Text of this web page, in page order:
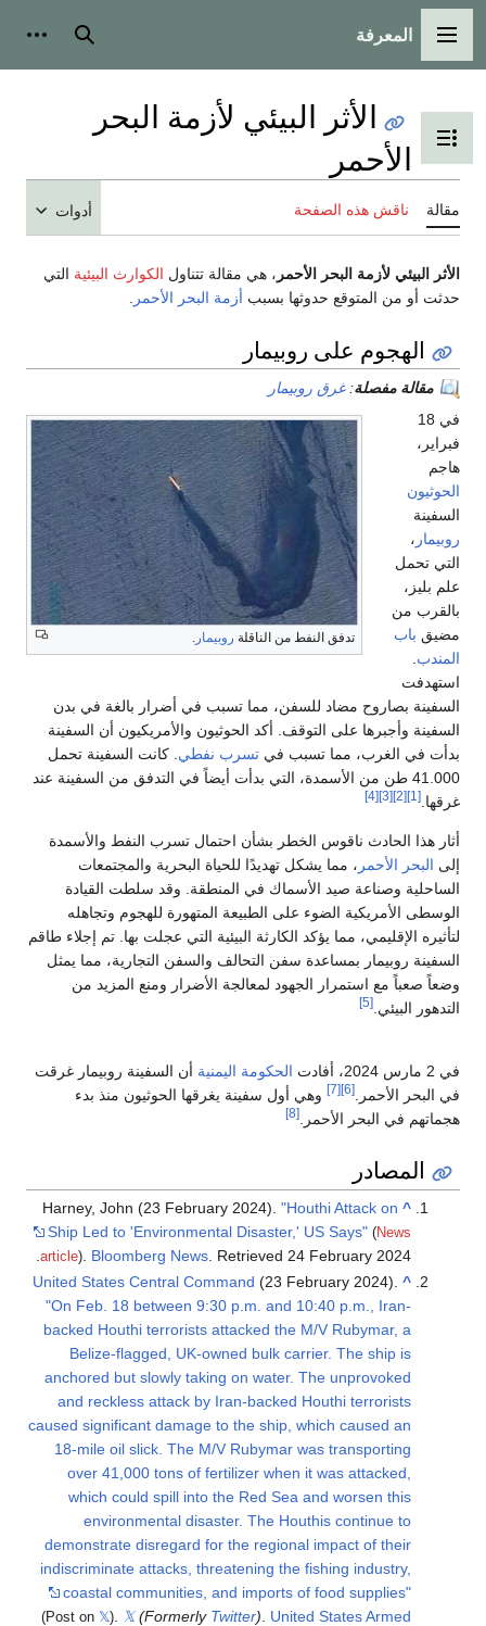
القائمة الرئيسية
المعرفة بحث
تبديل عرض جدول المحتويات
الأثر البيئي لأزمة البحر
الأحمر
مقالة ناقش هذه الصفحة أدوات
الأثر البيئي لأزمة البحر الأحمر ، هي مقالة تتناول الكوارث البيئية التي
حدثت أو من المتوقع حدوثها بسبب أزمة البحر الأحمر
الهجوم على روبيمار
مقالة مفصلة:غرق روبيمار
تدفق النفط من الناقلة روبيمار
في 18
فبراير،
هاجم
الحوثيون
السفينة
روبيمار ،
التي تحمل
علم بليز،
بالقرب من
مضيق باب
المندب
استهدفت
السفينة بصاروح مضاد للسفن، مما تسبب في أضرار بالغة في بدن
السفينة وأجبرها على التوقف. أكد الحوثيون والأمريكيون أن السفينة
بدأت في الغرب، مما تسبب في تسرب نفطي . كانت السفينة تحمل
41.000 طن من الأسمدة، التي بدأت أيضاً في التدفق من السفينة عند
غرقها. [1]
[2]
[3]
[4]
أثار هذا الحادث ناقوس الخطر بشأن احتمال تسرب النفط والأسمدة
إلى البحر الأحمر ، مما يشكل تهديدًا للحياة البحرية والمجتمعات
الساحلية وصناعة صيد الأسماك في المنطقة. وقد سلطت القيادة
الوسطى الأمريكية الضوء على الطبيعة المتهورة للهجوم وتجاهله
لتأثيره الإقليمي، مما يؤكد الكارثة البيئية التي عجلت بها. تم إجلاء طاقم
السفينة روبيمار بمساعدة سفن التحالف والسفن التجارية، مما يمثل
وضعاً صعباً مع استمرار الجهود لمعالجة الأضرار ومنع المزيد من
التدهور البيئي. [5]
في 2 مارس 2024، أفادت الحكومة اليمنية أن السفينة روبيمار غرقت
في البحر الأحمر.
[6]
[7]
وهي أول سفينة يغرقها الحوثيون منذ بدء
هجماتهم في البحر الأحمر.
[8]
المصادر
^
Harney, John (23 February 2024)."Houthi Attack on
Ship Led to 'Environmental Disaster,' US Says" (News
article) Bloomberg News . Retrieved 24 February 2024
.
^
United States Central Command (23 February 2024).
"On Feb. 18 between 9:30 p.m. and 10:40 p.m., Iran-
backed Houthi terrorists attacked the M/V Rubymar, a
Belize-flagged, UK-owned bulk carrier. The ship is
anchored but slowly taking on water. The unprovoked
and reckless attack by Iran-backed Houthi terrorists
caused significant damage to the ship, which caused an
18-mile oil slick. The M/V Rubymar was transporting
over 41,000 tons of fertilizer when it was attacked,
which could spill into the Red Sea and worsen this
environmental disaster. The Houthis continue to
demonstrate disregard for the regional impact of their
indiscriminate attacks, threatening the fishing industry,
coastal communities, and imports of food supplies"
(Post on 𝕏) 𝕏(Formerly Twitter)
United States Armed